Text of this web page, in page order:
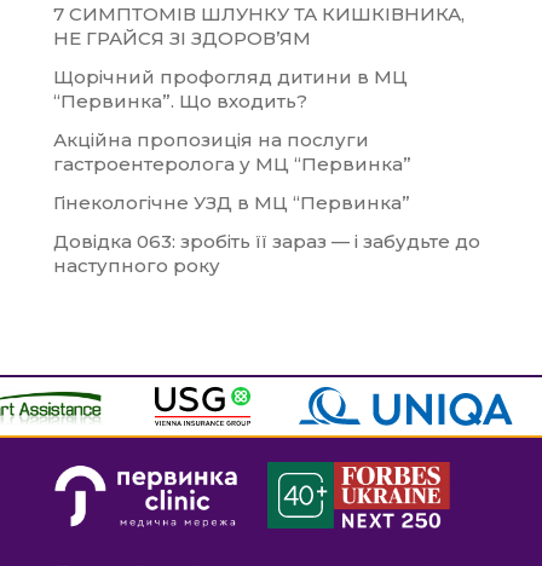
7 СИМПТОМІВ ШЛУНКУ ТА КИШКІВНИКА,
НЕ ГРАЙСЯ ЗІ ЗДОРОВ’ЯМ
Щорічний профогляд дитини в МЦ
“Первинка”. Що входить?
Акційна пропозиція на послуги
гастроентеролога у МЦ “Первинка”
Гінекологічне УЗД в МЦ “Первинка”
Довідка 063: зробіть її зараз — і забудьте до
наступного року